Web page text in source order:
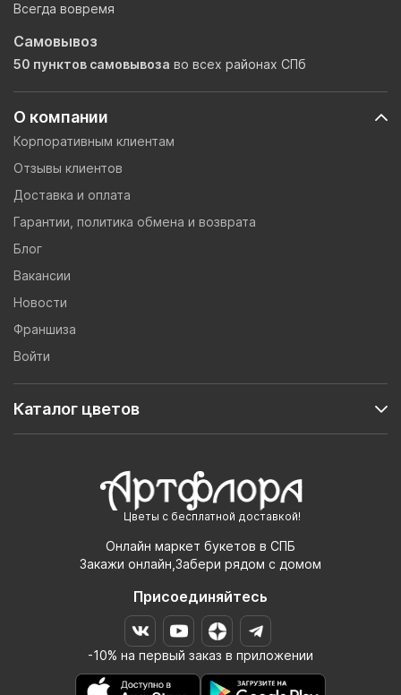
Цветы с бесплатной доставкой!
Онлайн маркет букетов в СПБ
Закажи онлайн,Забери рядом с домом
Присоединяйтесь
-10% на первый заказ в приложении
О компании
Корпоративным клиентам
Отзывы клиентов
Доставка и оплата
Гарантии, политика обмена и возврата
Блог
Вакансии
Новости
Франшиза
Войти
Каталог цветов
Всегда вовремя
Самовывоз
50 пунктов самовывоза во всех районах СПб